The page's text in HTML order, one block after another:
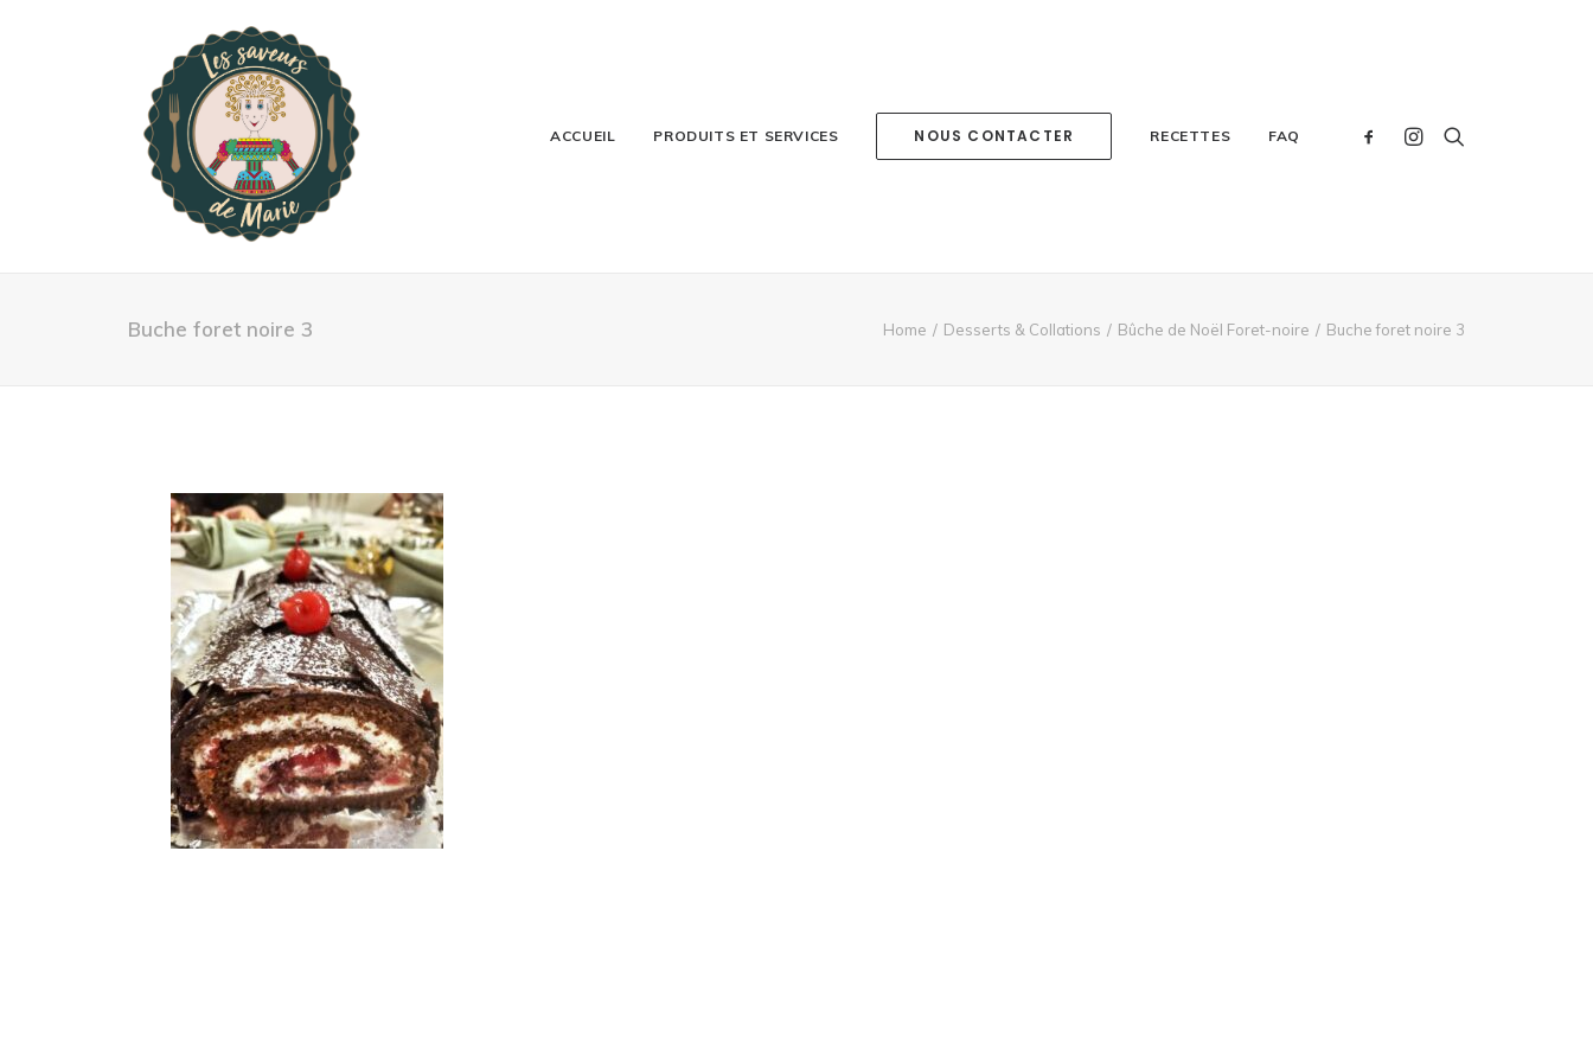
ACCUEIL PRODUITS ET SERVICES NOUS CONTACTER RECETTES FAQ
Buche foret noire 3 Home Desserts & Collations Bûche de Noël Foret-noire Buche foret noire 3